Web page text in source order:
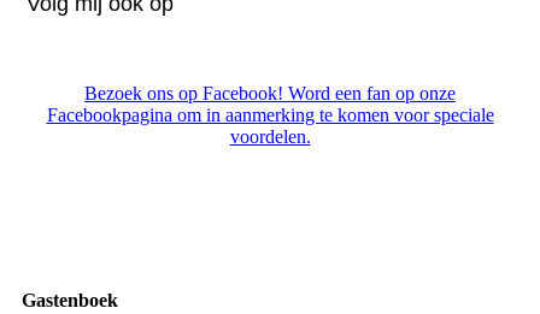
Bezoek ons op Facebook! Word een fan op onze
Facebookpagina om in aanmerking te komen voor speciale
voordelen.
Gastenboek